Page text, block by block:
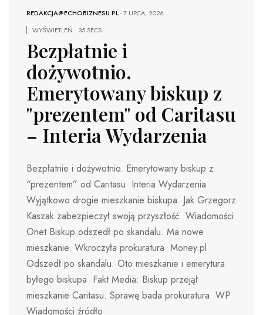
REDAKCJA@ECHOBIZNESU.PL-7 LIPCA, 2026
WYŚWIETLEŃ
35 SECS
Bezpłatnie i
dożywotnio.
Emerytowany biskup z
"prezentem" od Caritasu
– Interia Wydarzenia
Bezpłatnie i dożywotnio. Emerytowany biskup z
“prezentem” od Caritasu Interia Wydarzenia
Wyjątkowo drogie mieszkanie biskupa. Jak Grzegorz
Kaszak zabezpieczył swoją przyszłość Wiadomości
Onet Biskup odszedł po skandalu. Ma nowe
mieszkanie. Wkroczyła prokuratura Money.pl
Odszedł po skandalu. Oto mieszkanie i emerytura
byłego biskupa Fakt Media: Biskup przejął
mieszkanie Caritasu. Sprawę bada prokuratura WP
Wiadomości źródło